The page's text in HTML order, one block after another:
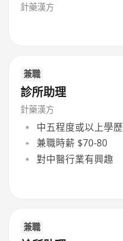
針藥漢方
兼職
診所助理
針藥漢方
中五程度或以上學歷
兼職時薪 $70-80
對中醫行業有興趣
兼職